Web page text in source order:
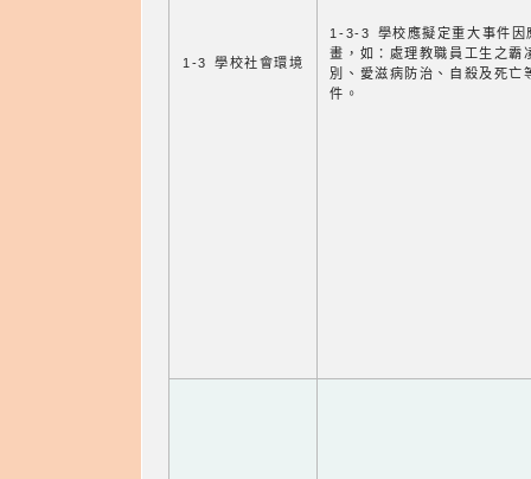
1-3 學校社會環境
1-3-3 學校應擬定重大事件因
畫，如：處理教職員工生之霸
別、愛滋病防治、自殺及死亡
件。